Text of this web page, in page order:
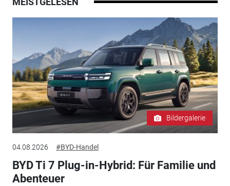
Bildergalerie
04.08.2026 #BYD-Handel
BYD Ti 7 Plug-in-Hybrid: Für Familie und
Abenteuer